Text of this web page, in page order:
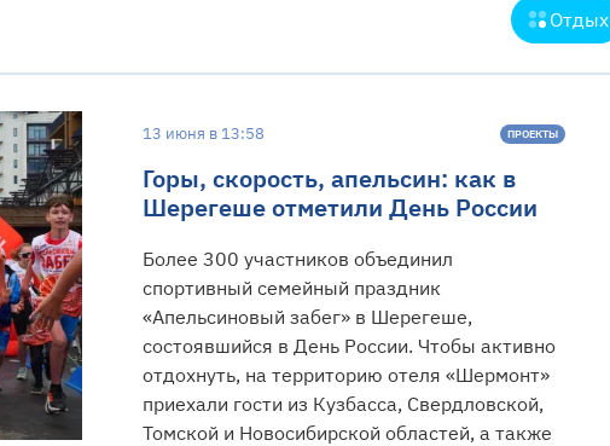
Отдых
13 июня в 13:58 ПРОЕКТЫ
Горы, скорость, апельсин: как в
Шерегеше отметили День России
Более 300 участников объединил
спортивный семейный праздник
«Апельсиновый забег» в Шерегеше,
состоявшийся в День России. Чтобы активно
отдохнуть, на территорию отеля «Шермонт»
приехали гости из Кузбасса, Свердловской,
Томской и Новосибирской областей, а также